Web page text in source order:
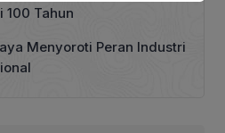
100 Tahun
Menyoroti Peran Industri